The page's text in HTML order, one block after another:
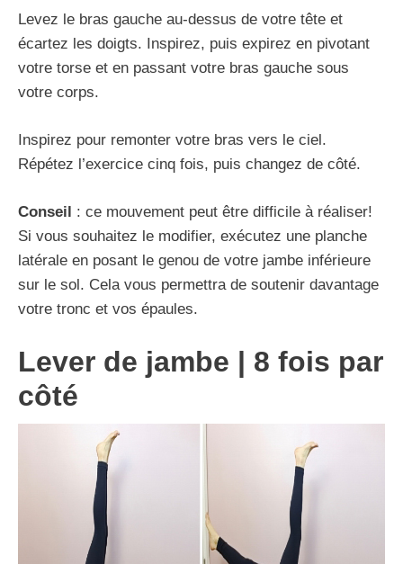
Levez le bras gauche au-dessus de votre tête et
écartez les doigts. Inspirez, puis expirez en pivotant
votre torse et en passant votre bras gauche sous
votre corps.
Inspirez pour remonter votre bras vers le ciel.
Répétez l’exercice cinq fois, puis changez de côté.
Conseil : ce mouvement peut être difficile à réaliser!
Si vous souhaitez le modifier, exécutez une planche
latérale en posant le genou de votre jambe inférieure
sur le sol. Cela vous permettra de soutenir davantage
votre tronc et vos épaules.
Lever de jambe | 8 fois par
côté